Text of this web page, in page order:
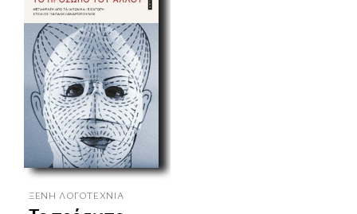
ΞΈΝΗ ΛΟΓΟΤΕΧΝΊΑ